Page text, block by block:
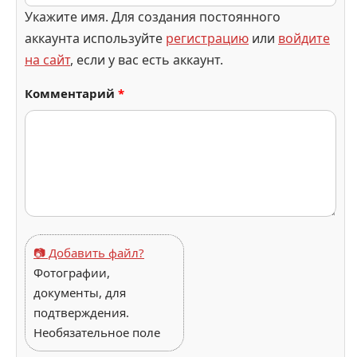
Укажите имя. Для создания постоянного
аккаунта используйте регистрацию или войдите
на сайт, если у вас есть аккаунт.
Комментарий *
📷 Добавить файл?
Фотографии,
документы, для
подтверждения.
Необязательное поле